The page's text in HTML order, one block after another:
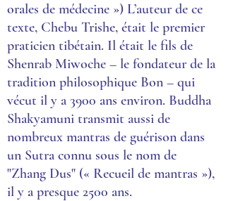
orales de médecine ») L’auteur de ce
texte, Chebu Trishe, était le premier
praticien tibétain. Il était le fils de
Shenrab Miwoche – le fondateur de la
tradition philosophique Bon – qui
vécut il y a 3900 ans environ. Buddha
Shakyamuni transmit aussi de
nombreux mantras de guérison dans
un Sutra connu sous le nom de
"Zhang Dus" (« Recueil de mantras »),
il y a presque 2500 ans.